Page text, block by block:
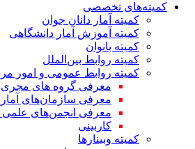
کمیته‌های تخصصی
کمیته آمار دانان جوان
کمیته آموزش آمار دانشگاهی
کمیته بانوان
کمیته روابط بین‌الملل
کمیته روابط عمومی و امور
معرفی گروه های مجری
معرفی سازمان‌های
معرفی انجمن‌های علمی
کاربینی
کمیته وبینارها